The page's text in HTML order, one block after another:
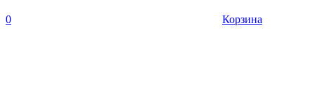
0 Корзина